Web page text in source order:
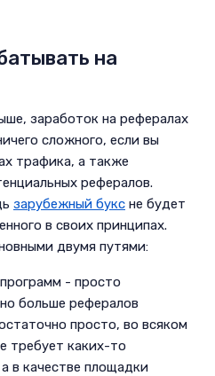
на
заработок на рефералах
сложного, если вы
трафика, а также
рефералов.
зарубежный букс не будет
в своих принципах.
двумя путями:­
- просто
больше рефералов
просто, во всяком
требует каких-то
в качестве площадки